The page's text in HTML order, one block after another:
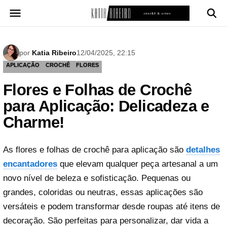
para
por Katia Ribeiro12/04/2025, 22:15
APLICAÇÃO CROCHÊ FLORES
Flores e Folhas de Crochê
para Aplicação: Delicadeza e
Charme!
As flores e folhas de crochê para aplicação são detalhes
encantadores que elevam qualquer peça artesanal a um
novo nível de beleza e sofisticação. Pequenas ou
grandes, coloridas ou neutras, essas aplicações são
versáteis e podem transformar desde roupas até itens de
decoração. São perfeitas para personalizar, dar vida a